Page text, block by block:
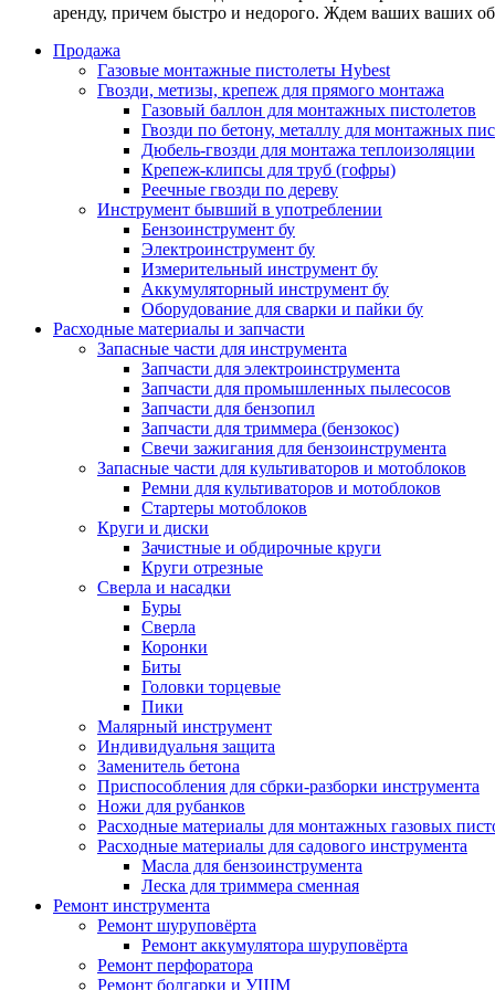
аренду, причем быстро и недорого. Ждем ваших ваших
Продажа
Газовые монтажные пистолеты Hybest
Гвозди, метизы, крепеж для прямого монтажа
Газовый баллон для монтажных пистолетов
Гвозди по бетону, металлу для монтажных
Дюбель-гвозди для монтажа теплоизоляции
Крепеж-клипсы для труб (гофры)
Реечные гвозди по дереву
Инструмент бывший в употреблении
Бензоинструмент бу
Электроинструмент бу
Измерительный инструмент бу
Аккумуляторный инструмент бу
Оборудование для сварки и пайки бу
Расходные материалы и запчасти
Запасные части для инструмента
Запчасти для электроинструмента
Запчасти для промышленных пылесосов
Запчасти для бензопил
Запчасти для триммера (бензокос)
Свечи зажигания для бензоинструмента
Запасные части для культиваторов и мотоблоков
Ремни для культиваторов и мотоблоков
Стартеры мотоблоков
Круги и диски
Зачистные и обдирочные круги
Круги отрезные
Сверла и насадки
Буры
Сверла
Коронки
Биты
Головки торцевые
Пики
Малярный инструмент
Индивидуальня защита
Заменитель бетона
Приспособления для сбрки-разборки инструмента
Ножи для рубанков
Расходные материалы для монтажных газовых
Расходные материалы для садового инструмента
Масла для бензоинструмента
Леска для триммера сменная
Ремонт инструмента
Ремонт шуруповёрта
Ремонт аккумулятора шуруповёрта
Ремонт перфоратора
Ремонт болгарки и УШМ